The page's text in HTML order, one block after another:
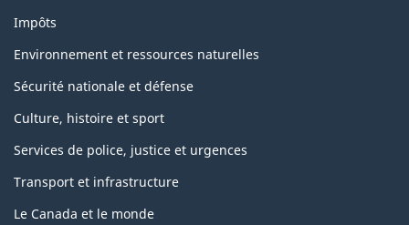
Impôts
Environnement et ressources naturelles
Sécurité nationale et défense
Culture, histoire et sport
Services de police, justice et urgences
Transport et infrastructure
Le Canada et le monde